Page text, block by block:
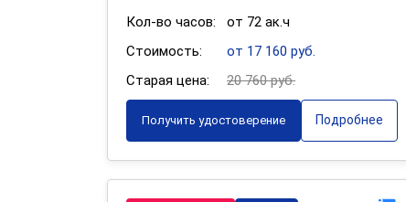
Кол-во часов:
от 72 ак.ч
Стоимость:
от 17 160 руб.
Старая цена:
20 760 руб.
Получить удостоверение Подробнее